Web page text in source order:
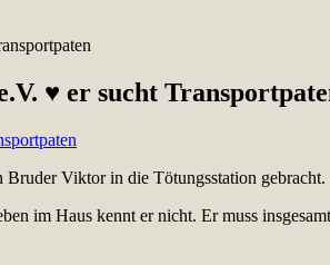
♥ er sucht
Viktor in die Tötungsstation gebracht.
im Haus kennt er nicht. Er muss